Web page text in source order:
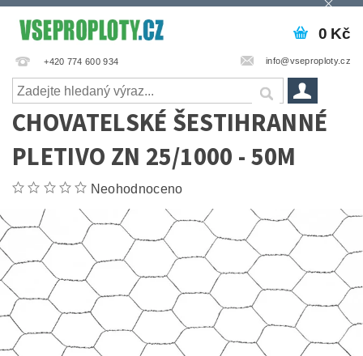
+420 774 600 934 info@vseproploty.cz
0 Kč
CHOVATELSKÉ ŠESTIHRANNÉ
PLETIVO ZN 25/1000 - 50M
Neohodnoceno